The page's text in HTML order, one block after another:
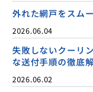
外れた網戸をスム
2026.06.04
失敗しないクーリ
な送付手順の徹底
2026.06.02